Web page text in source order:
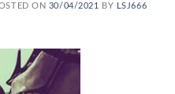
ON 30/04/2021 BY LSJ666